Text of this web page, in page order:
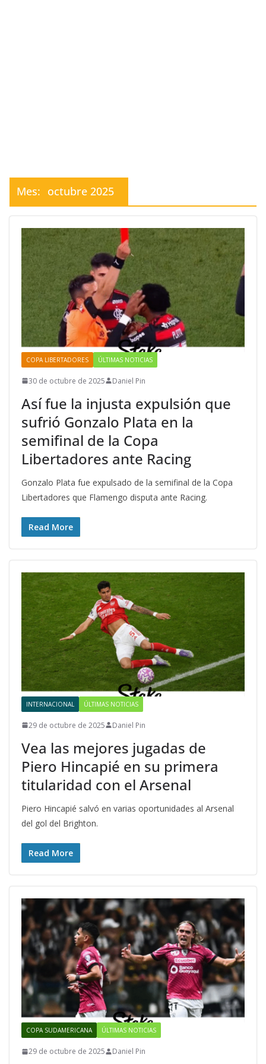
Mes: octubre 2025
COPA LIBERTADORES ÚLTIMAS NOTICIAS
30 de octubre de 2025 Daniel Pin
Así fue la injusta expulsión que
sufrió Gonzalo Plata en la
semifinal de la Copa
Libertadores ante Racing
Gonzalo Plata fue expulsado de la semifinal de la Copa
Libertadores que Flamengo disputa ante Racing.
Read More
INTERNACIONAL ÚLTIMAS NOTICIAS
29 de octubre de 2025 Daniel Pin
Vea las mejores jugadas de
Piero Hincapié en su primera
titularidad con el Arsenal
Piero Hincapié salvó en varias oportunidades al Arsenal
del gol del Brighton.
Read More
COPA SUDAMERICANA ÚLTIMAS NOTICIAS
29 de octubre de 2025 Daniel Pin